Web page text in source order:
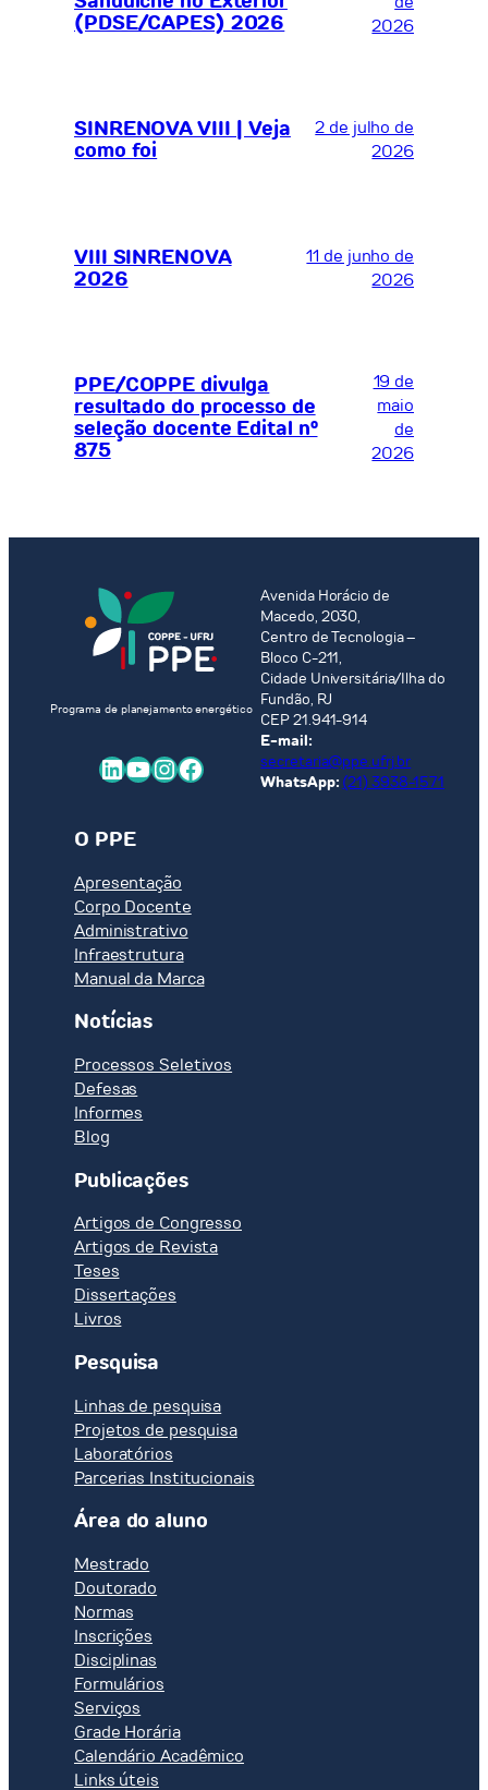
(PDSE/CAPES) 2026
2026
SINRENOVA VIII | Veja
como foi
2 de julho de
2026
VIII SINRENOVA
2026
11 de junho de
2026
PPE/COPPE divulga
resultado do processo de
seleção docente Edital nº
875
19 de
maio
de
2026
Programa de planejamento energético
LinkedIn Youtube InstagramFacebook
Avenida Horácio de
Macedo, 2030,
Centro de Tecnologia –
Bloco C-211,
Cidade Universitária/Ilha do
Fundão, RJ
CEP 21.941-914
E-mail:
secretaria@ppe.ufrj.br
WhatsApp: (21) 3938-1571
O PPE
Apresentação
Corpo Docente
Administrativo
Infraestrutura
Manual da Marca
Notícias
Processos Seletivos
Defesas
Informes
Blog
Publicações
Artigos de Congresso
Artigos de Revista
Teses
Dissertações
Livros
Pesquisa
Linhas de pesquisa
Projetos de pesquisa
Laboratórios
Parcerias Institucionais
Área do aluno
Mestrado
Doutorado
Normas
Inscrições
Disciplinas
Formulários
Serviços
Grade Horária
Calendário Acadêmico
Links úteis